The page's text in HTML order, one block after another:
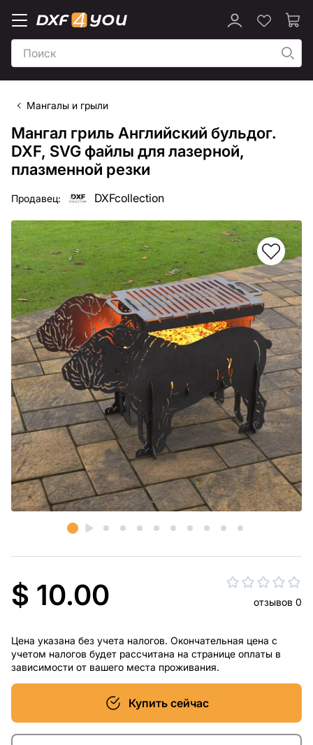
Мангалы и грыли
Мангал гриль Английский бульдог.
DXF, SVG файлы для лазерной,
плазменной резки
Продавец: DXFcollection
$ 10.00 отзывов 0
Цена указана без учета налогов. Окончательная цена с
учетом налогов будет рассчитана на странице оплаты в
зависимости от вашего места проживания.
Купить сейчас